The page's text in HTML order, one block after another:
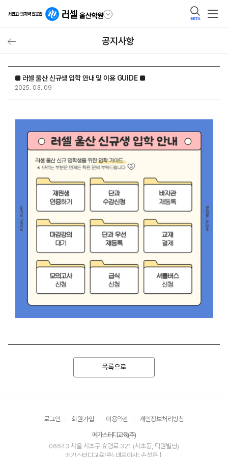
BETA
공지사항
■ 러셀 울산 신규생 입학 안내 및 이용 GUIDE ■
2025. 03. 09
목록으로
로그인 회원가입 이용약관 개인정보처리방침
메가스터디교육(주)
06643 서울 서초구 효령로 321 (서초동, 덕원빌딩)
메가스터디교육(주) 대표이사: 손성은 |